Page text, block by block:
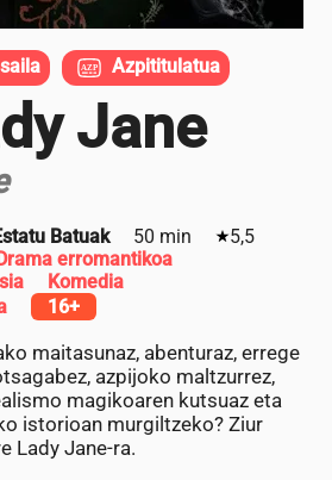
Jane
Batuak 50 min
5,5
erromantikoa
Komedia
16+
maitasunaz, abenturaz, errege
azpijoko maltzurrez,
magikoaren kutsuaz eta
istorioan murgiltzeko? Ziur
Lady Jane-ra.
Azpititulatua